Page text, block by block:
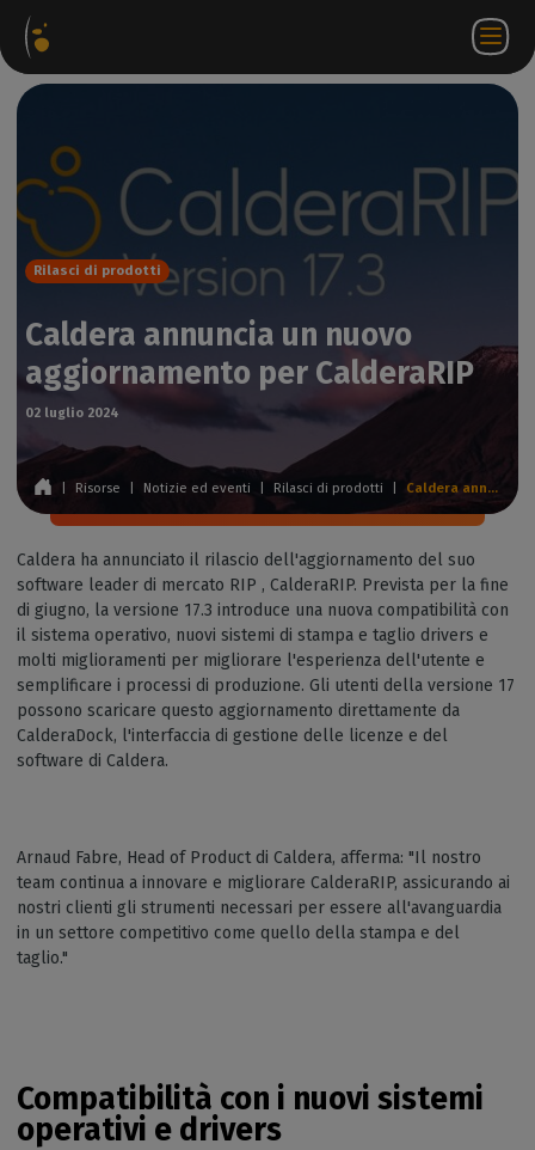
IT
Rilasci di prodotti
Caldera annuncia un nuovo
aggiornamento per CalderaRIP
02 luglio 2024
Risorse Notizie ed eventi Rilasci di prodotti Caldera annuncia un nuovo aggiornamento per CalderaRIP
Caldera ha annunciato il rilascio dell'aggiornamento del suo
software leader di mercato RIP , CalderaRIP. Prevista per la fine
di giugno, la versione 17.3 introduce una nuova compatibilità con
il sistema operativo, nuovi sistemi di stampa e taglio drivers e
molti miglioramenti per migliorare l'esperienza dell'utente e
semplificare i processi di produzione. Gli utenti della versione 17
possono scaricare questo aggiornamento direttamente da
CalderaDock, l'interfaccia di gestione delle licenze e del
software di Caldera.
Arnaud Fabre, Head of Product di Caldera, afferma: "Il nostro
team continua a innovare e migliorare CalderaRIP, assicurando ai
nostri clienti gli strumenti necessari per essere all'avanguardia
in un settore competitivo come quello della stampa e del
taglio."
Compatibilità con i nuovi sistemi
operativi e drivers